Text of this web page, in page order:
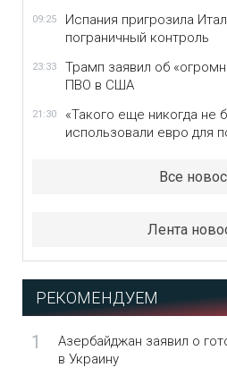
09:25
Испания пригрозила
пограничный контроль
23:33
Трамп заявил об
ПВО в США
21:30
«Такого еще никогда не
использовали евро для
Все
Лента
РЕКОМЕНДУЕМ
1
Азербайджан заявил о
в Украину